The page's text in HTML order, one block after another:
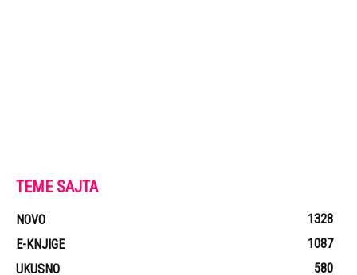
TEME SAJTA
NOVO
1328
E-KNJIGE
1087
UKUSNO
580